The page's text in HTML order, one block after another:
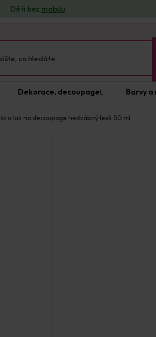
Děti bez mobilu.
Dekorace, decoupage Barvy a
a lak na decoupage hedvábný lesk 50 ml